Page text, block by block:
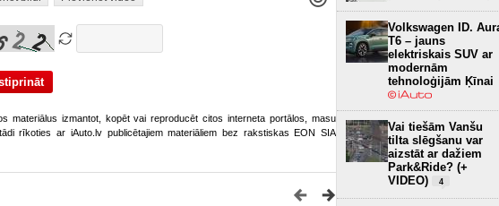
materiālus izmantot, kopēt vai reproducēt citos interneta portālos, masu
rīkoties ar iAuto.lv publicētajiem materiāliem bez rakstiskas EON SIA
Volkswagen ID.
T6 – jauns
elektriskais SUV ar
modernām
tehnoloģijām Ķīnai
Vai tiešām Vanšu
tilta slēgšanu var
aizstāt ar dažiem
Park&Ride? (+
VIDEO)
4